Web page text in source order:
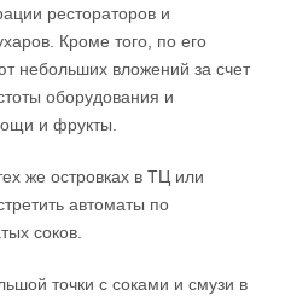
рестораторов и
Кроме того, по его
небольших вложений за счет
оборудования и
и фрукты.
же островках в ТЦ или
автоматы по
соков.
точки с соками и смузи в